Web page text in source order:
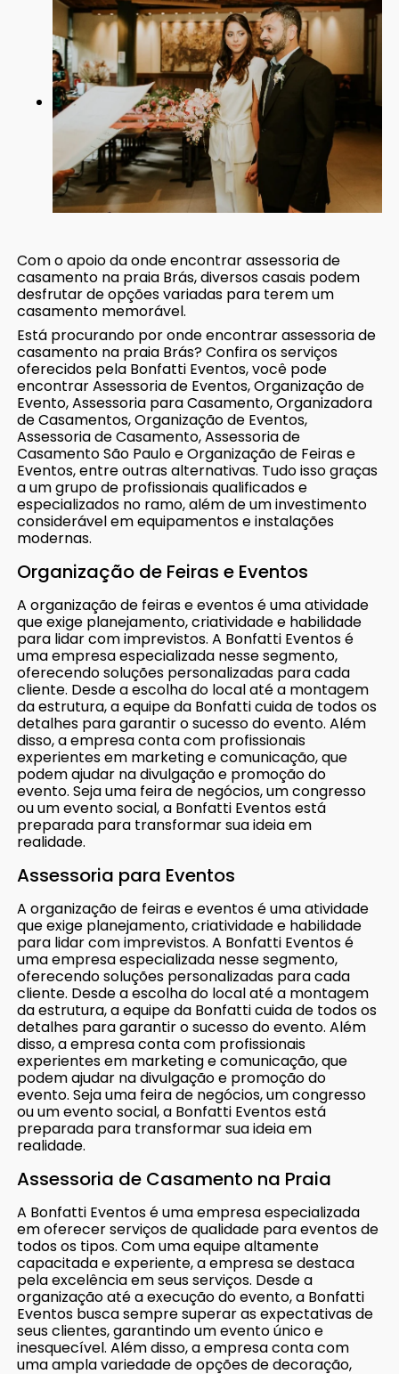
Com o apoio da onde encontrar assessoria de
casamento na praia Brás, diversos casais podem
desfrutar de opções variadas para terem um
casamento memorável.
Está procurando por onde encontrar assessoria de
casamento na praia Brás? Confira os serviços
oferecidos pela Bonfatti Eventos, você pode
encontrar Assessoria de Eventos, Organização de
Evento, Assessoria para Casamento, Organizadora
de Casamentos, Organização de Eventos,
Assessoria de Casamento, Assessoria de
Casamento São Paulo e Organização de Feiras e
Eventos, entre outras alternativas. Tudo isso graças
a um grupo de profissionais qualificados e
especializados no ramo, além de um investimento
considerável em equipamentos e instalações
modernas.
Organização de Feiras e Eventos
A organização de feiras e eventos é uma atividade
que exige planejamento, criatividade e habilidade
para lidar com imprevistos. A Bonfatti Eventos é
uma empresa especializada nesse segmento,
oferecendo soluções personalizadas para cada
cliente. Desde a escolha do local até a montagem
da estrutura, a equipe da Bonfatti cuida de todos os
detalhes para garantir o sucesso do evento. Além
disso, a empresa conta com profissionais
experientes em marketing e comunicação, que
podem ajudar na divulgação e promoção do
evento. Seja uma feira de negócios, um congresso
ou um evento social, a Bonfatti Eventos está
preparada para transformar sua ideia em
realidade.
Assessoria para Eventos
A organização de feiras e eventos é uma atividade
que exige planejamento, criatividade e habilidade
para lidar com imprevistos. A Bonfatti Eventos é
uma empresa especializada nesse segmento,
oferecendo soluções personalizadas para cada
cliente. Desde a escolha do local até a montagem
da estrutura, a equipe da Bonfatti cuida de todos os
detalhes para garantir o sucesso do evento. Além
disso, a empresa conta com profissionais
experientes em marketing e comunicação, que
podem ajudar na divulgação e promoção do
evento. Seja uma feira de negócios, um congresso
ou um evento social, a Bonfatti Eventos está
preparada para transformar sua ideia em
realidade.
Assessoria de Casamento na Praia
A Bonfatti Eventos é uma empresa especializada
em oferecer serviços de qualidade para eventos de
todos os tipos. Com uma equipe altamente
capacitada e experiente, a empresa se destaca
pela excelência em seus serviços. Desde a
organização até a execução do evento, a Bonfatti
Eventos busca sempre superar as expectativas de
seus clientes, garantindo um evento único e
inesquecível. Além disso, a empresa conta com
uma ampla variedade de opções de decoração,